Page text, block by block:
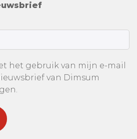
het gebruik van mijn e-mail
van Dimsum